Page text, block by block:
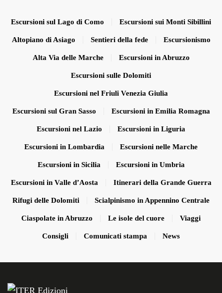
Escursioni sul Lago di Como Escursioni sui Monti Sibillini
Altopiano di Asiago Sentieri della fede Escursionismo
Alta Via delle Marche Escursioni in Abruzzo
Escursioni sulle Dolomiti
Escursioni nel Friuli Venezia Giulia
Escursioni sul Gran Sasso Escursioni in Emilia Romagna
Escursioni nel Lazio Escursioni in Liguria
Escursioni in Lombardia Escursioni nelle Marche
Escursioni in Sicilia Escursioni in Umbria
Escursioni in Valle d’Aosta Itinerari della Grande Guerra
Rifugi delle Dolomiti Scialpinismo in Appennino Centrale
Ciaspolate in Abruzzo Le isole del cuore Viaggi
Consigli Comunicati stampa News